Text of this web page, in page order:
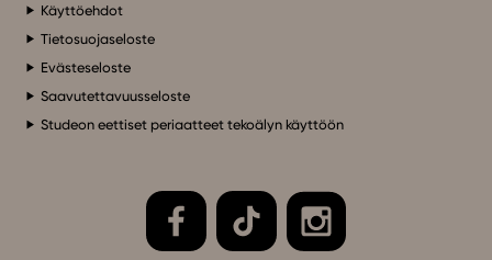
Käyttöehdot
Tietosuojaseloste
Evästeseloste
Saavutettavuusseloste
Studeon eettiset periaatteet tekoälyn käyttöön